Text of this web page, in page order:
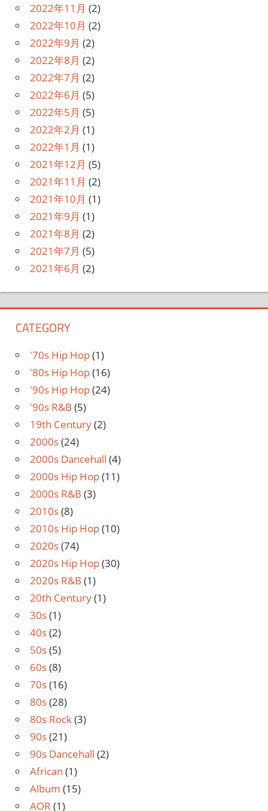
2022年11月 (2)
2022年10月 (2)
2022年9月 (2)
2022年8月 (2)
2022年7月 (2)
2022年6月 (5)
2022年5月 (5)
2022年2月 (1)
2022年1月 (1)
2021年12月 (5)
2021年11月 (2)
2021年10月 (1)
2021年9月 (1)
2021年8月 (2)
2021年7月 (5)
2021年6月 (2)
CATEGORY
'70s Hip Hop(1)
'80s Hip Hop(16)
'90s Hip Hop(24)
'90s R&B (5)
19th Century(2)
2000s(24)
2000s Dancehall (4)
2000s Hip Hop(11)
2000s R&B (3)
2010s(8)
2010s Hip Hop(10)
2020s(74)
2020s Hip Hop(30)
2020s R&B (1)
20th Century(1)
30s(1)
40s(2)
50s(5)
60s(8)
70s(16)
80s(28)
80s Rock(3)
90s(21)
90s Dancehall (2)
African (1)
Album (15)
AOR (1)